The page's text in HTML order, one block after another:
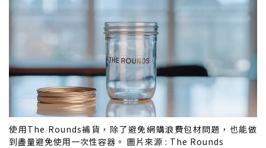
使用The Rounds補貨，除了避免網購浪費包材問題，也能做
到盡量避免使用一次性容器。 圖片來源 : The Rounds